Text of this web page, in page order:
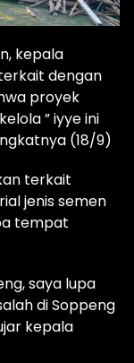
kepala
dengan
proyek
” iyye ini
(18/9)
terkait
jenis semen
tempat
saya lupa
di Soppeng
kepala